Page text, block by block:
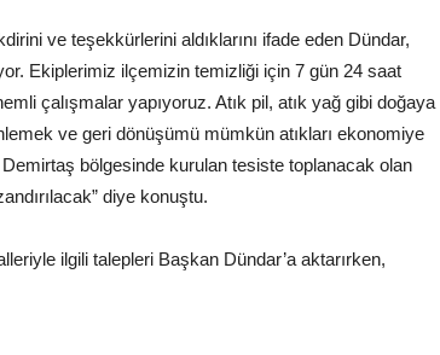
ve teşekkürlerini aldıklarını ifade eden Dündar,
Ekiplerimiz ilçemizin temizliği için 7 gün 24 saat
çalışmalar yapıyoruz. Atık pil, atık yağ gibi doğaya
ve geri dönüşümü mümkün atıkları ekonomiye
bölgesinde kurulan tesiste toplanacak olan
diye konuştu.
ilgili talepleri Başkan Dündar’a aktarırken,